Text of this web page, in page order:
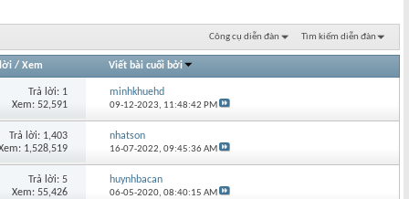
Công cụ diễn đàn Tìm kiếm diễn đàn
/ Xem Viết bài cuối bởi
Trả lời: 1
Xem: 52,591
minhkhuehd
09-12-2023, 11:48:42 PM
Trả lời: 1,403
1,528,519
nhatson
16-07-2022,09:45:36 AM
Trả lời: 5
Xem: 55,426
huynhbacan
06-05-2020,08:40:15 AM